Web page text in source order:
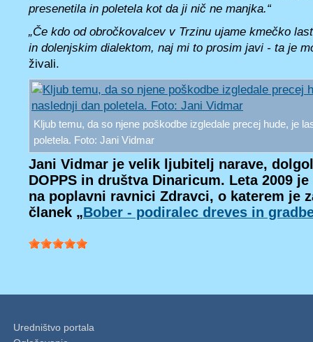
presenetila in poletela kot da ji nič ne manjka.“
„Če kdo od obročkovalcev v Trzinu ujame kmečko
in dolenjskim dialektom, naj mi to prosim javi - ta je
živali.
Kljub temu, da so njene poškodbe izgledale precej hude, je
poletela. Foto: Jani Vidmar
Jani Vidmar je velik ljubitelj narave,
DOPPS in društva Dinaricum. Leta 2009
na poplavni ravnici Zdravci, o katerem je
članek „Bober - podiralec dreves in
Uredništvo portala